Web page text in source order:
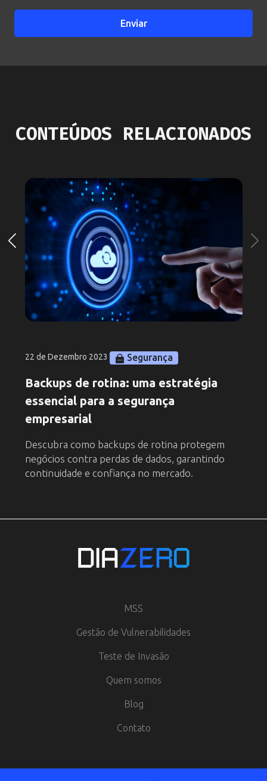
Enviar
CONTEÚDOS RELACIONADOS
22 de Dezembro 2023 Segurança
Backups de rotina: uma estratégia
essencial para a segurança
empresarial
Descubra como backups de rotina protegem
negócios contra perdas de dados, garantindo
continuidade e confiança no mercado.
MSS
Gestão de Vulnerabilidades
Teste de Invasão
Quem somos
Blog
Contato